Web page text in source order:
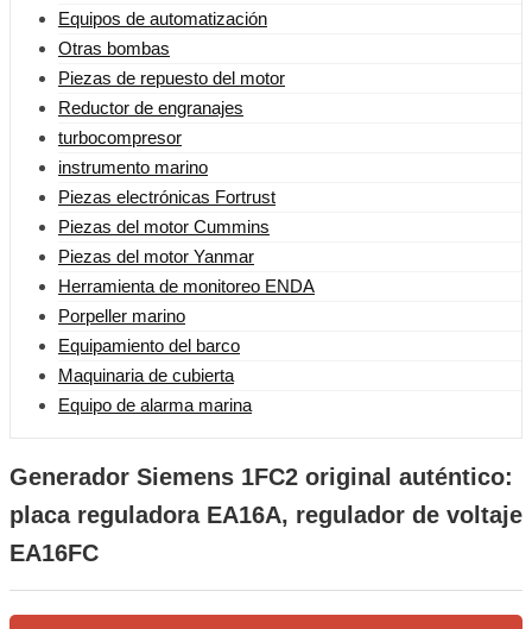
Equipos de automatización
Otras bombas
Piezas de repuesto del motor
Reductor de engranajes
turbocompresor
instrumento marino
Piezas electrónicas Fortrust
Piezas del motor Cummins
Piezas del motor Yanmar
Herramienta de monitoreo ENDA
Porpeller marino
Equipamiento del barco
Maquinaria de cubierta
Equipo de alarma marina
Generador Siemens 1FC2 original auténtico:
placa reguladora EA16A, regulador de voltaje
EA16FC